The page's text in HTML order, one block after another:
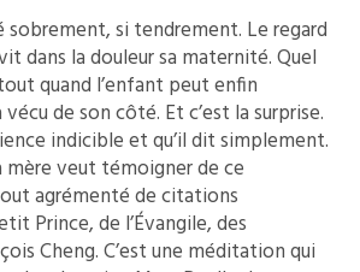
si tendrement. Le regard
dans la douleur sa maternité. Quel
quand l’enfant peut enfin
de son côté. Et c’est la surprise.
indicible et qu’il dit simplement.
mère veut témoigner de ce
agrémenté de citations
Prince, de l’Évangile, des
Cheng. C’est une méditation qui